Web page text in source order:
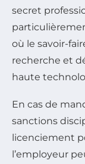
secret
où le savoir-
recherche et
haute
En cas de
sanctions
licenciement
l’employeur